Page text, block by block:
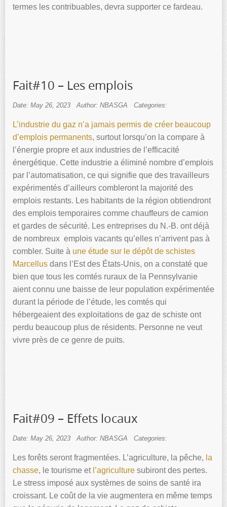
termes les contribuables, devra supporter ce fardeau.
Fait#10 – Les emplois
Date: May 26, 2023 Author: NBASGA Categories:
L’industrie du gaz n’a jamais permis de créer beaucoup
d’emplois permanents, surtout lorsqu’on la compare à
l’énergie propre et aux industries de l’efficacité
énergétique. Cette industrie a éliminé nombre d’emplois
par l’automatisation, ce qui signifie que des travailleurs
expérimentés d’ailleurs combleront la majorité des
emplois restants. Les habitants de la région obtiendront
des emplois temporaires comme chauffeurs de camion
et gardes de sécurité. Les entreprises du N.-B. ont déjà
de nombreux emplois vacants qu’elles n’arrivent pas à
combler. Suite à une étude sur le dépôt de schistes
Marcellus dans l’Est des États-Unis, on a constaté que
bien que tous les comtés ruraux de la Pennsylvanie
aient connu une baisse de leur population expérimentée
durant la période de l’étude, les comtés qui
hébergeaient des exploitations de gaz de schiste ont
perdu beaucoup plus de résidents. Personne ne veut
vivre près de ce genre de puits.
Fait#09 – Effets locaux
Date: May 26, 2023 Author: NBASGA Categories:
Les forêts seront fragmentées. L’agriculture, la pêche, la
chasse, le tourisme et l’agriculture subiront des pertes.
Le stress imposé aux systèmes de soins de santé ira
croissant. Le coût de la vie augmentera en même temps